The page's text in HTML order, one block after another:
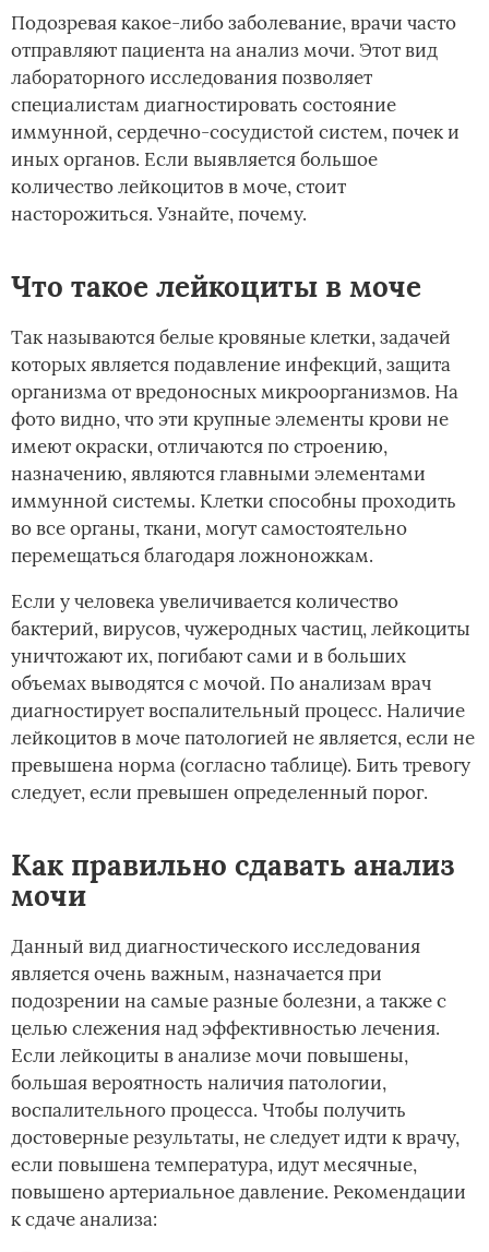
Подозревая какое-либо заболевание, врачи часто
отправляют пациента на анализ мочи. Этот вид
лабораторного исследования позволяет
специалистам диагностировать состояние
иммунной, сердечно-сосудистой систем, почек и
иных органов. Если выявляется большое
количество лейкоцитов в моче, стоит
насторожиться. Узнайте, почему.
Что такое лейкоциты в моче
Так называются белые кровяные клетки, задачей
которых является подавление инфекций, защита
организма от вредоносных микроорганизмов. На
фото видно, что эти крупные элементы крови не
имеют окраски, отличаются по строению,
назначению, являются главными элементами
иммунной системы. Клетки способны проходить
во все органы, ткани, могут самостоятельно
перемещаться благодаря ложноножкам.
Если у человека увеличивается количество
бактерий, вирусов, чужеродных частиц, лейкоциты
уничтожают их, погибают сами и в больших
объемах выводятся с мочой. По анализам врач
диагностирует воспалительный процесс. Наличие
лейкоцитов в моче патологией не является, если не
превышена норма (согласно таблице). Бить тревогу
следует, если превышен определенный порог.
Как правильно сдавать анализ
мочи
Данный вид диагностического исследования
является очень важным, назначается при
подозрении на самые разные болезни, а также с
целью слежения над эффективностью лечения.
Если лейкоциты в анализе мочи повышены,
большая вероятность наличия патологии,
воспалительного процесса. Чтобы получить
достоверные результаты, не следует идти к врачу,
если повышена температура, идут месячные,
повышено артериальное давление. Рекомендации
к сдаче анализа: